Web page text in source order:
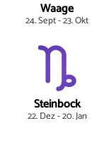
Waage
24. Sept - 23. Okt
Steinbock
22. Dez - 20. Jan